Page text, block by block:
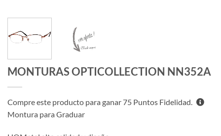
MONTURAS OPTICOLLECTION NN352A
Compre este producto para ganar 75 Puntos Fidelidad.
Montura para Graduar